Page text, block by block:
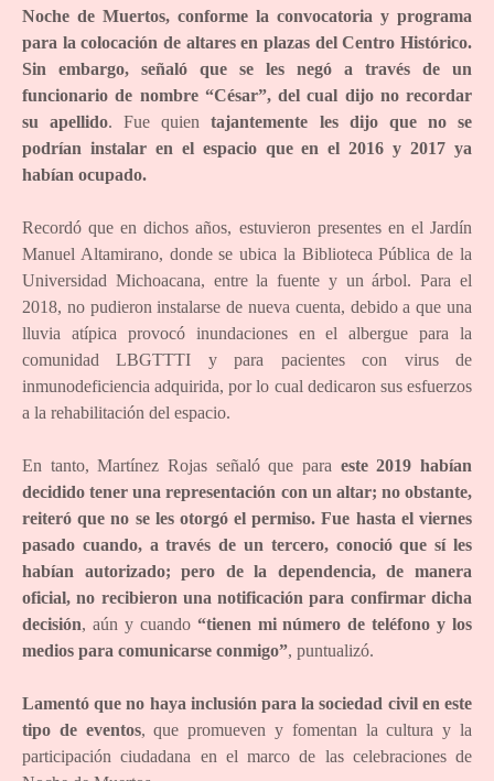
Noche de Muertos, conforme la convocatoria y programa
para la colocación de altares en plazas del Centro Histórico.
Sin embargo, señaló que se les negó a través de un
funcionario de nombre “César”, del cual dijo no recordar
su apellido. Fue quientajantemente les dijo que no se
podrían instalar en el espacio que en el 2016 y 2017 ya
habían ocupado.
Recordó que en dichos años, estuvieron presentes en el Jardín
Manuel Altamirano, donde se ubica la Biblioteca Pública de la
Universidad Michoacana, entre la fuente y un árbol. Para el
2018, no pudieron instalarse de nueva cuenta, debido a que una
lluvia atípica provocó inundaciones en el albergue para la
comunidad LBGTTTI y para pacientes con virus de
inmunodeficiencia adquirida, por lo cual dedicaron sus esfuerzos
a la rehabilitación del espacio.
En tanto, Martínez Rojas señaló que para este 2019 habían
decidido tener una representación con un altar; no obstante,
reiteró que no se les otorgó el permiso. Fue hasta el viernes
pasado cuando, a través de un tercero, conoció que sí les
habían autorizado; pero de la dependencia, de manera
oficial, no recibieron una notificación para confirmar dicha
decisión, aún y cuando“tienen mi número de teléfono y los
medios para comunicarse conmigo”, puntualizó.
Lamentó que no haya inclusión para la sociedad civil en este
tipo de eventos, que promueven y fomentan la cultura y la
participación ciudadana en el marco de las celebraciones de